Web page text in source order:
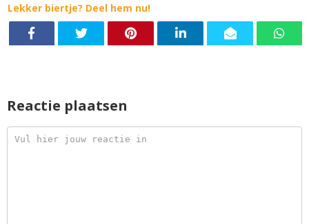
Lekker biertje? Deel hem nu!
Reactie plaatsen